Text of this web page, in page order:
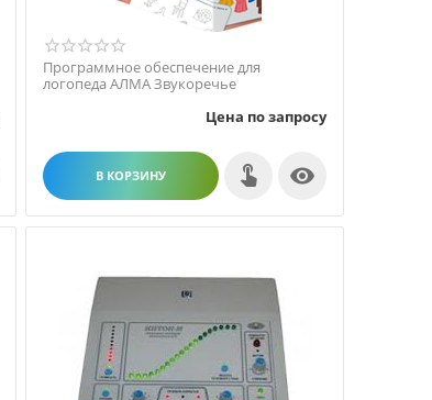
Программное обеспечение для
логопеда АЛМА Звукоречье
Цена по запросу
В КОРЗИНУ 